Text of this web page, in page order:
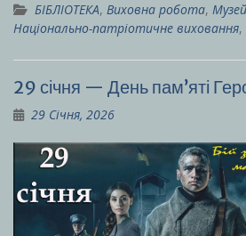
БІБЛІОТЕКА, Виховна робота,
Національно-патріотичне виховання,
29 січня — День пам’яті
29 Січня, 2026